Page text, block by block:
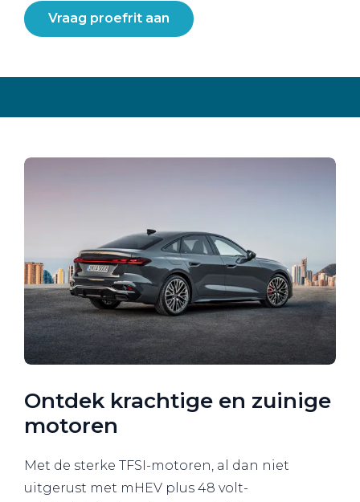
Vraag proefrit aan
Ontdek krachtige en zuinige
motoren
Met de sterke TFSI-motoren, al dan niet
uitgerust met mHEV plus 48 volt-